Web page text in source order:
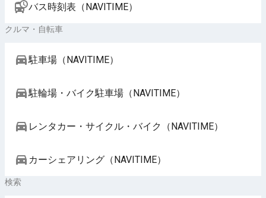
バス時刻表（NAVITIME）
クルマ・自転車
駐車場（NAVITIME）
駐輪場・バイク駐車場（NAVITIME）
レンタカー・サイクル・バイク（NAVITIME）
カーシェアリング（NAVITIME）
検索